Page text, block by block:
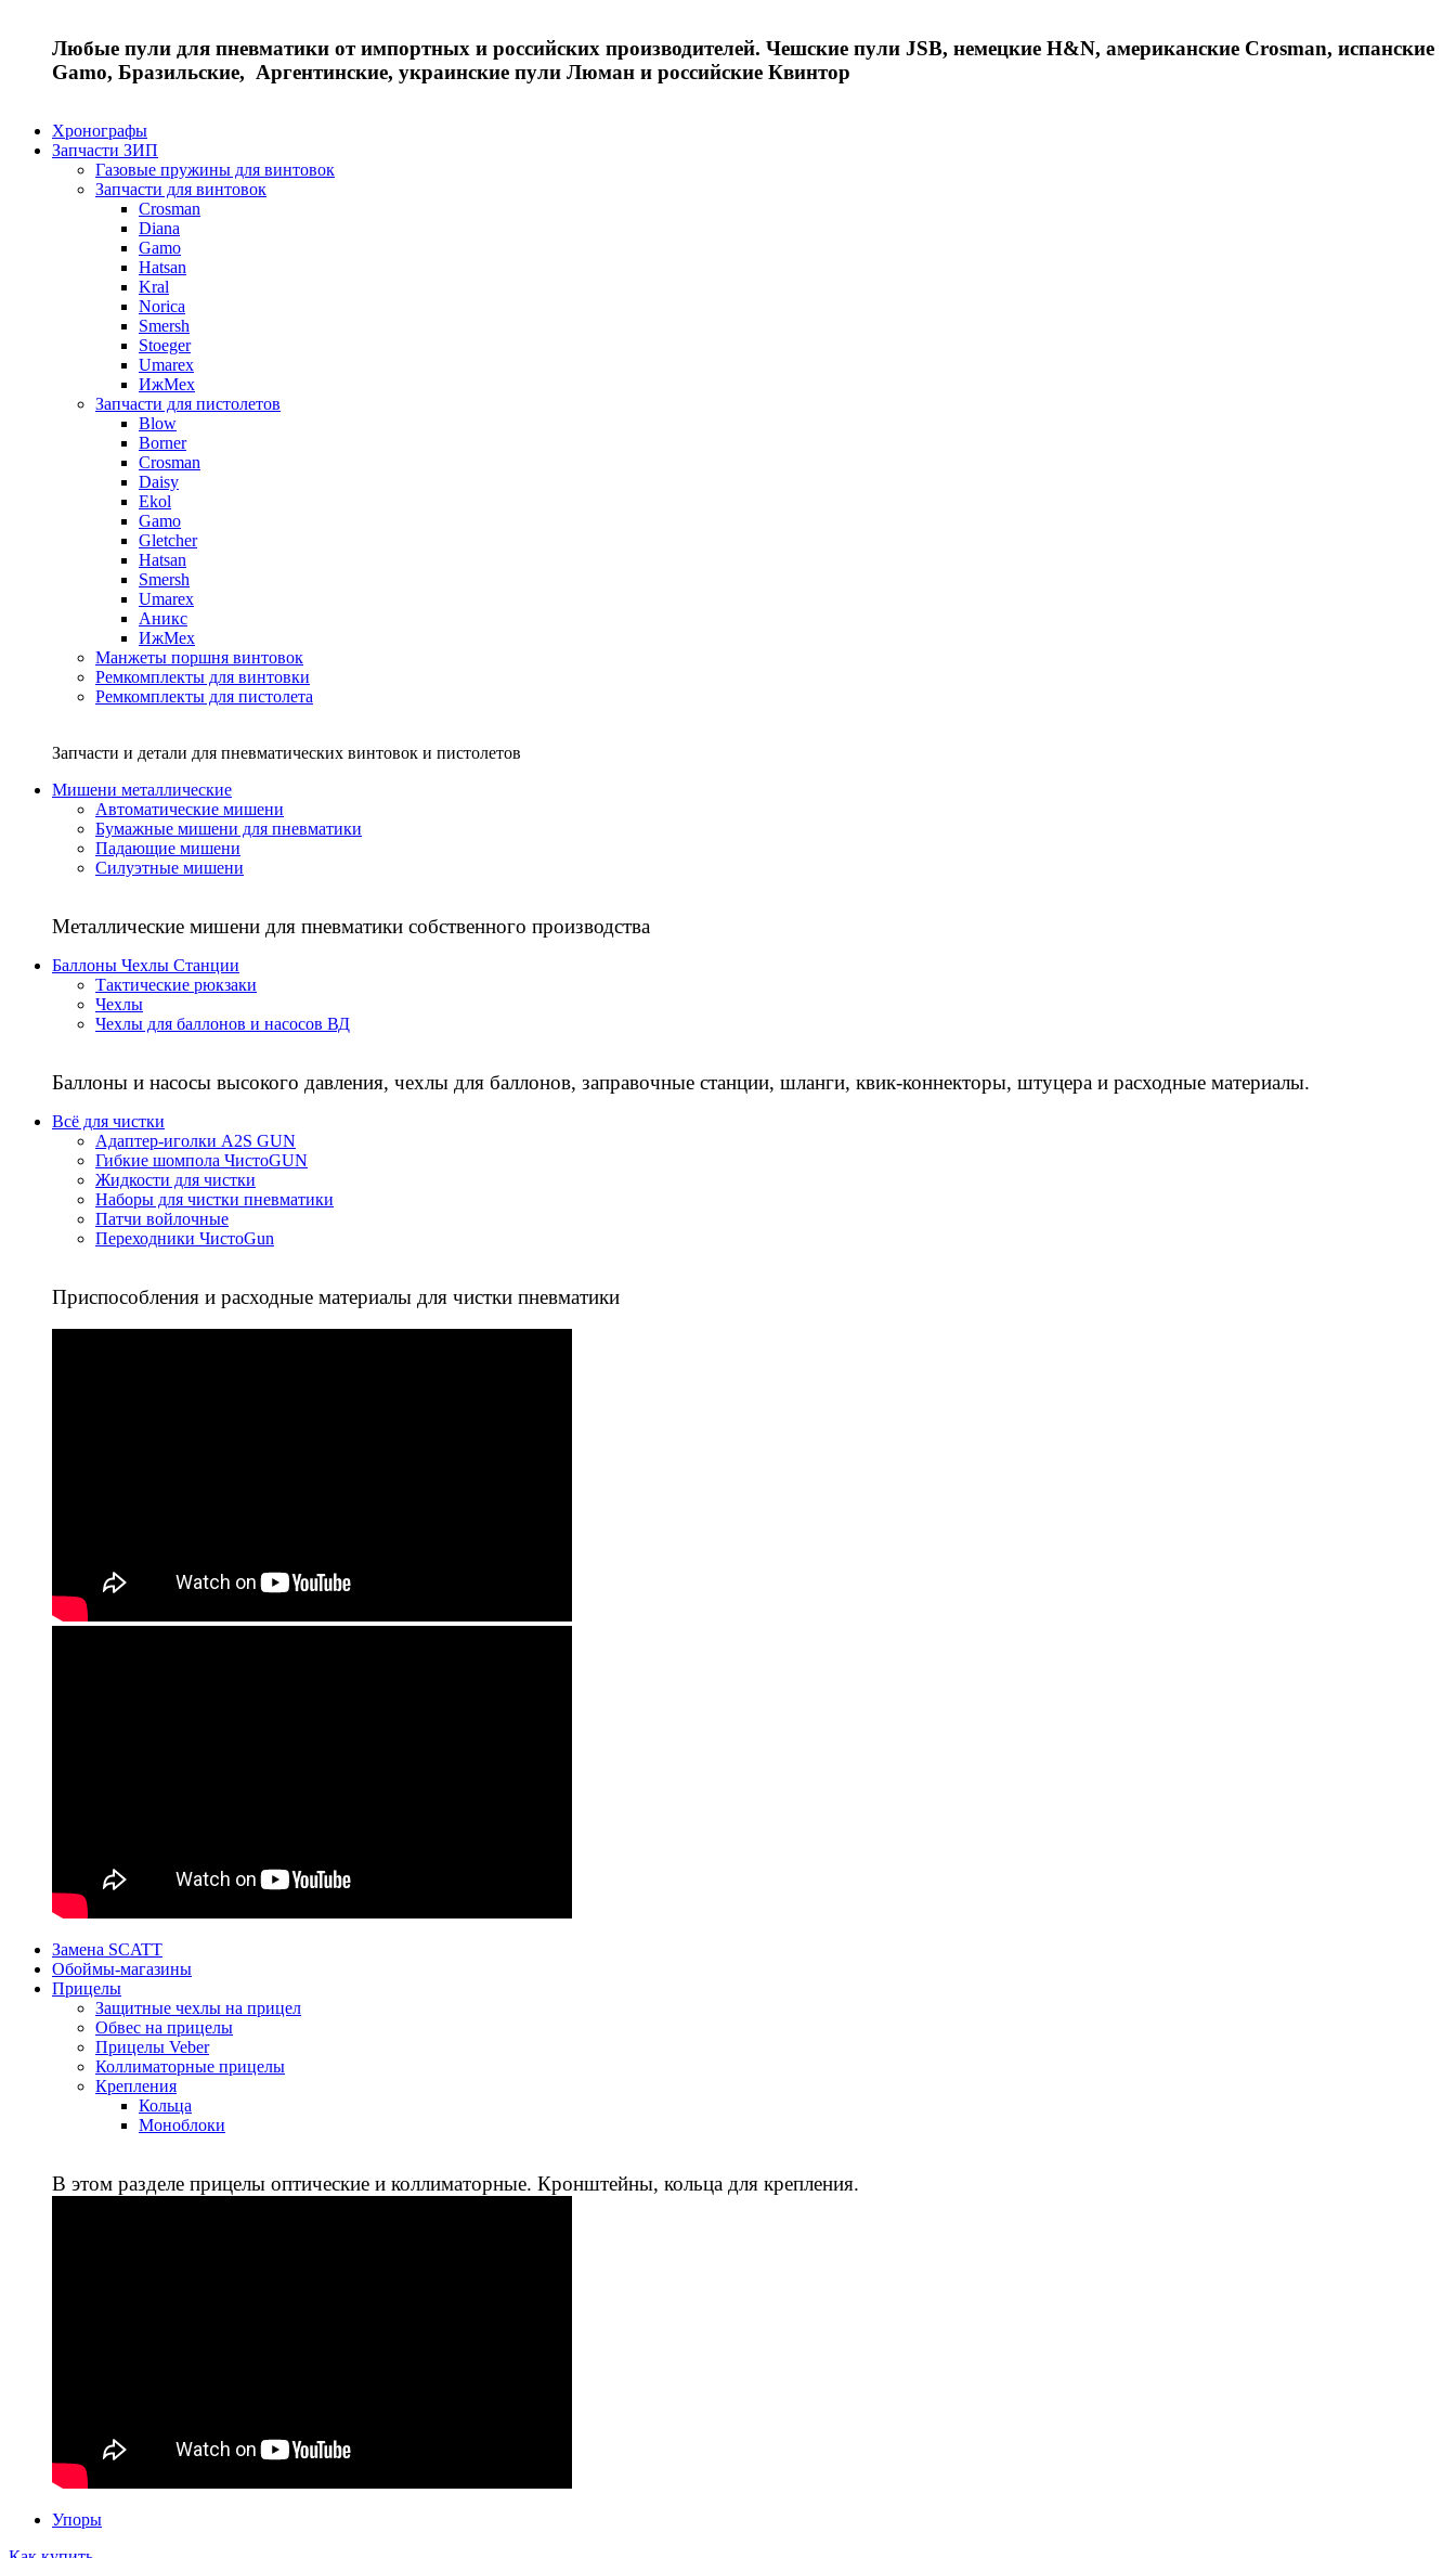
Любые пули для пневматики от импортных и российских производителей. Чешские пули JSB, немецкие H&N, американские Crosman, испанские
Gamo, Бразильские, Аргентинские, украинские пули Люман и российские Квинтор
Хронографы
Запчасти ЗИП
Газовые пружины для винтовок
Запчасти для винтовок
Crosman
Diana
Gamo
Hatsan
Kral
Norica
Smersh
Stoeger
Umarex
ИжМех
Запчасти для пистолетов
Blow
Borner
Crosman
Daisy
Ekol
Gamo
Gletcher
Hatsan
Smersh
Umarex
Аникс
ИжМех
Манжеты поршня винтовок
Ремкомплекты для винтовки
Ремкомплекты для пистолета
Запчасти и детали для пневматических винтовок и пистолетов
Мишени металлические
Автоматические мишени
Бумажные мишени для пневматики
Падающие мишени
Силуэтные мишени
Металлические мишени для пневматики собственного производства
Баллоны Чехлы Станции
Тактические рюкзаки
Чехлы
Чехлы для баллонов и насосов ВД
Баллоны и насосы высокого давления, чехлы для баллонов, заправочные станции, шланги, квик-коннекторы, штуцера и расходные материалы.
Всё для чистки
Адаптер-иголки A2S GUN
Гибкие шомпола ЧистоGUN
Жидкости для чистки
Наборы для чистки пневматики
Патчи войлочные
Переходники ЧистоGun
Приспособления и расходные материалы для чистки пневматики
Замена SCATT
Обоймы-магазины
Прицелы
Защитные чехлы на прицел
Обвес на прицелы
Прицелы Veber
Коллиматорные прицелы
Крепления
Кольца
Моноблоки
В этом разделе прицелы оптические и коллиматорные. Кронштейны, кольца для крепления.
Упоры